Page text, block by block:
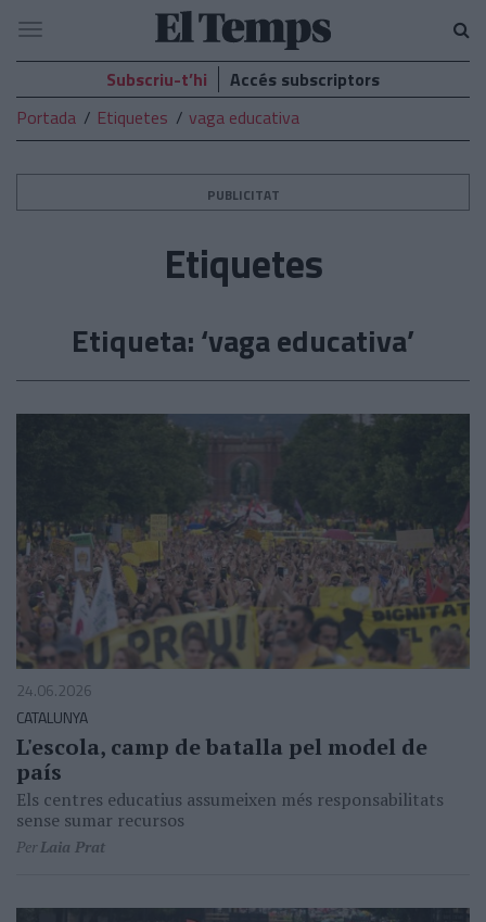
El
Temps
Navegació
Subscriu-t’hi
Accés subscriptors
Portada
Etiquetes vaga educativa
PUBLICITAT
Etiquetes
Etiqueta: ‘vaga educativa’
24.06.2026
CATALUNYA
L'escola, camp de batalla pel model de
país
Els centres educatius assumeixen més responsabilitats
sense sumar recursos
PerLaia Prat